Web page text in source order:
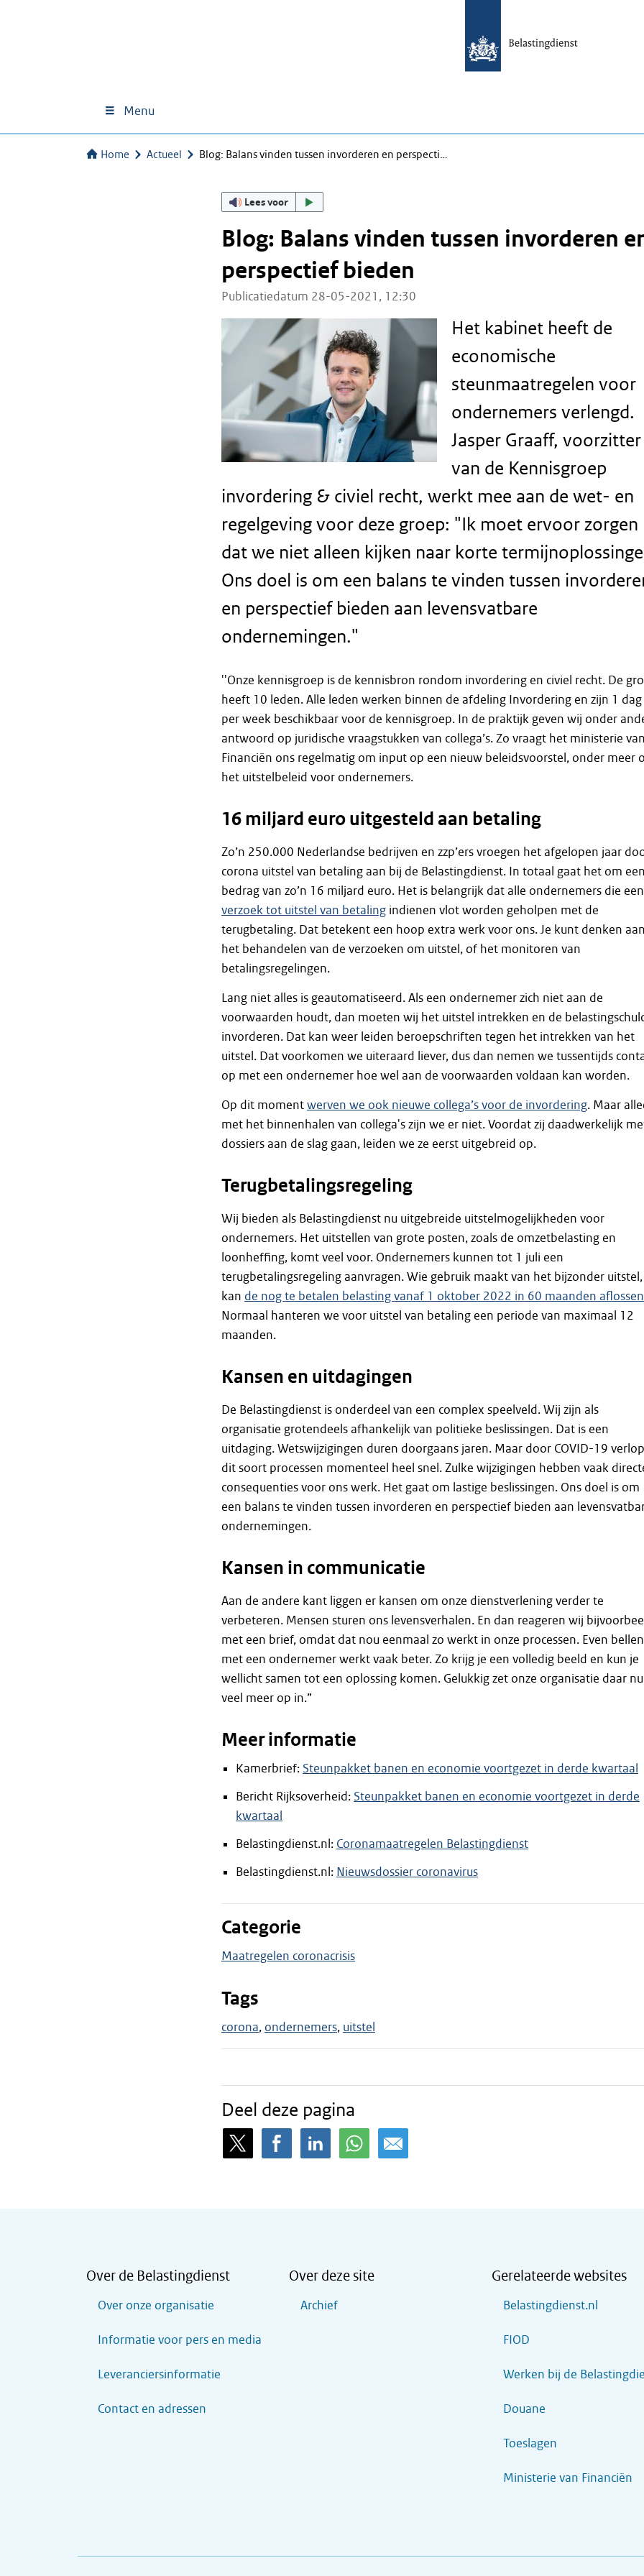
Menu
Home Actueel Blog: Balans vinden tussen invorderen en perspecti…
Lees voor
Blog: Balans vinden tussen invorderen
perspectief bieden
Publicatiedatum 28-05-2021, 12:30
Het kabinet heeft de
economische
steunmaatregelen voor
ondernemers verlengd.
Jasper Graaff, voorzitter
van de Kennisgroep
invordering & civiel recht, werkt mee aan de wet- en
regelgeving voor deze groep: "Ik moet ervoor zorgen
dat we niet alleen kijken naar korte
Ons doel is om een balans te vinden tussen
en perspectief bieden aan levensvatbare
ondernemingen."
''Onze kennisgroep is de kennisbron rondom invordering en civiel recht. De
heeft 10 leden. Alle leden werken binnen de afdeling Invordering en zijn 1 dag
per week beschikbaar voor de kennisgroep. In de praktijk geven wij onder
antwoord op juridische vraagstukken van collega’s. Zo vraagt het ministerie
Financiën ons regelmatig om input op een nieuw beleidsvoorstel, onder meer
het uitstelbeleid voor ondernemers.
16 miljard euro uitgesteld aan betaling
Zo’n 250.000 Nederlandse bedrijven en zzp’ers vroegen het afgelopen jaar
corona uitstel van betaling aan bij de Belastingdienst. In totaal gaat het om
bedrag van zo’n 16 miljard euro. Het is belangrijk dat alle ondernemers die een
verzoek tot uitstel van betalingindienen vlot worden geholpen met de
terugbetaling. Dat betekent een hoop extra werk voor ons. Je kunt denken
het behandelen van de verzoeken om uitstel, of het monitoren van
betalingsregelingen.
Lang niet alles is geautomatiseerd. Als een ondernemer zich niet aan de
voorwaarden houdt, dan moeten wij het uitstel intrekken en de
invorderen. Dat kan weer leiden beroepschriften tegen het intrekken van het
uitstel. Dat voorkomen we uiteraard liever, dus dan nemen we tussentijds
op met een ondernemer hoe wel aan de voorwaarden voldaan kan worden.
Op dit momentwerven we ook nieuwe collega’s voor de invordering. Maar
met het binnenhalen van collega's zijn we er niet. Voordat zij daadwerkelijk
dossiers aan de slag gaan, leiden we ze eerst uitgebreid op.
Terugbetalingsregeling
Wij bieden als Belastingdienst nu uitgebreide uitstelmogelijkheden voor
ondernemers. Het uitstellen van grote posten, zoals de omzetbelasting en
loonheffing, komt veel voor. Ondernemers kunnen tot 1 juli een
terugbetalingsregeling aanvragen. Wie gebruik maakt van het bijzonder uitstel,
kan de nog te betalen belasting vanaf 1 oktober 2022 in 60 maanden aflossen
Normaal hanteren we voor uitstel van betaling een periode van maximaal 12
maanden.
Kansen en uitdagingen
De Belastingdienst is onderdeel van een complex speelveld. Wij zijn als
organisatie grotendeels afhankelijk van politieke beslissingen. Dat is een
uitdaging. Wetswijzigingen duren doorgaans jaren. Maar door COVID-19
dit soort processen momenteel heel snel. Zulke wijzigingen hebben vaak
consequenties voor ons werk. Het gaat om lastige beslissingen. Ons doel is om
een balans te vinden tussen invorderen en perspectief bieden aan
ondernemingen.
Kansen in communicatie
Aan de andere kant liggen er kansen om onze dienstverlening verder te
verbeteren. Mensen sturen ons levensverhalen. En dan reageren wij
met een brief, omdat dat nou eenmaal zo werkt in onze processen. Even bellen
met een ondernemer werkt vaak beter. Zo krijg je een volledig beeld en kun je
wellicht samen tot een oplossing komen. Gelukkig zet onze organisatie daar nu
veel meer op in.”
Meer informatie
Kamerbrief: Steunpakket banen en economie voortgezet in derde kwartaal
Bericht Rijksoverheid: Steunpakket banen en economie voortgezet in derde
kwartaal
Belastingdienst.nl: Coronamaatregelen Belastingdienst
Belastingdienst.nl: Nieuwsdossier coronavirus
Categorie
Maatregelen coronacrisis
Tags
corona ondernemers uitstel
Deel deze pagina
Over de Belastingdienst
Over onze organisatie
Informatie voor pers en media
Leveranciersinformatie
Contact en adressen
Over deze site
Archief
Gerelateerde websites
Belastingdienst.nl
FIOD
Werken bij de
Douane
Toeslagen
Ministerie van Financiën